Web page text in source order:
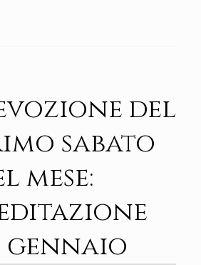
del
sabato
mese:
gennaio